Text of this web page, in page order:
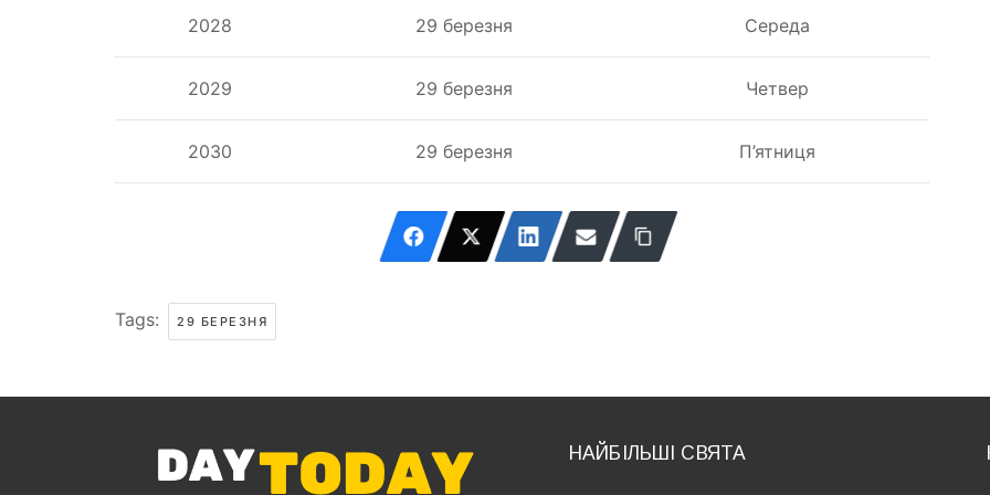
2028 29 березня Середа
2029 29 березня Четвер
2030 29 березня П’ятниця
Tags: 29 БЕРЕЗНЯ
НАЙБІЛЬШІ СВЯТА